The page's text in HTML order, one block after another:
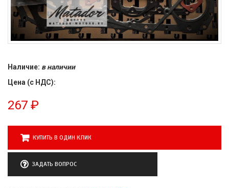
Наличие: в наличии
Цена (с НДС):
267 ₽
КУПИТЬ В ОДИН КЛИК
ЗАДАТЬ ВОПРОС